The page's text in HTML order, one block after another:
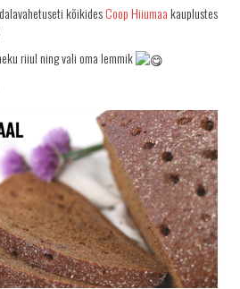
kõikidesCoop Hiiumaa kauplustes
riiul ning vali oma lemmik